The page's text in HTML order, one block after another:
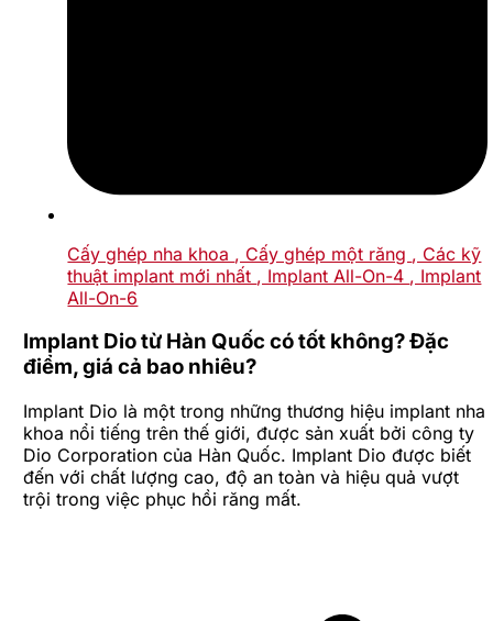
Cấy ghép nha khoa , Cấy ghép một răng , Các kỹ
thuật implant mới nhất , Implant All-On-4 , Implant
All-On-6
Implant Dio từ Hàn Quốc có tốt không? Đặc
điểm, giá cả bao nhiêu?
Implant Dio là một trong những thương hiệu implant nha
khoa nổi tiếng trên thế giới, được sản xuất bởi công ty
Dio Corporation của Hàn Quốc. Implant Dio được biết
đến với chất lượng cao, độ an toàn và hiệu quả vượt
trội trong việc phục hồi răng mất.